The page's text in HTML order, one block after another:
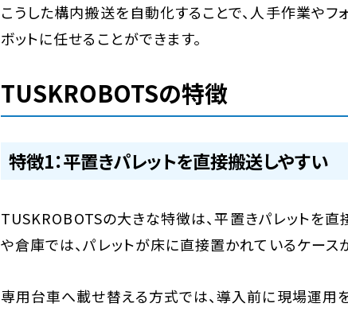
こうした構内搬送を自動化することで、人手作業やフ
ボットに任せることができます。
TUSKROBOTSの特徴
特徴1：平置きパレットを直接搬送しやすい
TUSKROBOTSの大きな特徴は、平置きパレットを直
や倉庫では、パレットが床に直接置かれているケース
専用台車へ載せ替える方式では、導入前に現場運用